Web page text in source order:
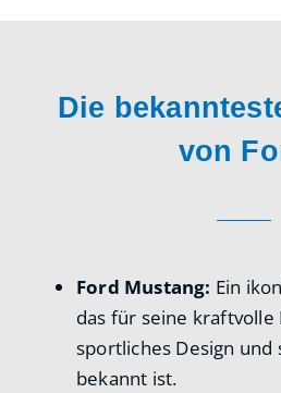
Die
von
Ford Mustang: Ein
das für seine kraftvolle
sportliches Design und
bekannt ist.